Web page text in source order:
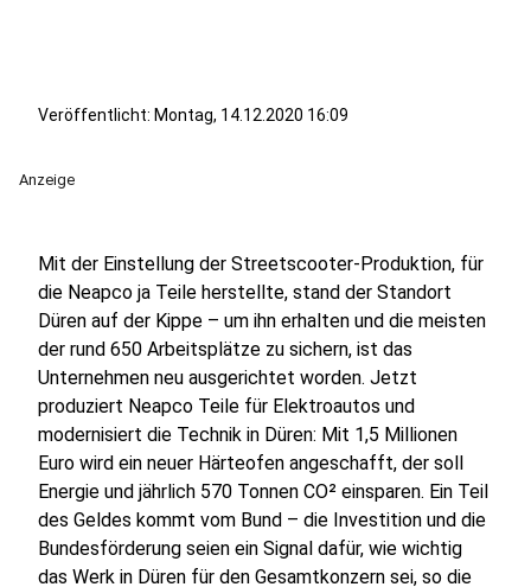
Veröffentlicht: Montag, 14.12.2020 16:09
Anzeige
Mit der Einstellung der Streetscooter-Produktion, für
die Neapco ja Teile herstellte, stand der Standort
Düren auf der Kippe – um ihn erhalten und die meisten
der rund 650 Arbeitsplätze zu sichern, ist das
Unternehmen neu ausgerichtet worden. Jetzt
produziert Neapco Teile für Elektroautos und
modernisiert die Technik in Düren: Mit 1,5 Millionen
Euro wird ein neuer Härteofen angeschafft, der soll
Energie und jährlich 570 Tonnen CO² einsparen. Ein Teil
des Geldes kommt vom Bund – die Investition und die
Bundesförderung seien ein Signal dafür, wie wichtig
das Werk in Düren für den Gesamtkonzern sei, so die